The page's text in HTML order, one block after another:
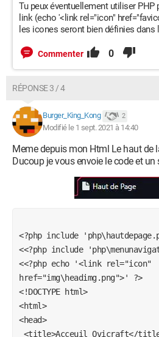
Tu peux éventuellement utiliser PHP
link (echo '<link rel="icon"
les icones seront bien définies dans
Commenter 0
RÉPONSE 3 / 4
Burger_King_Kong 2
Modifié le 1 sept. 2021 à 14:40
Meme depuis mon Html Le haut de
Ducoup je vous envoie le code et un
<?php include
<<?php include
<<?php echo '<link rel="icon"
href="img\headimg.png">' ?>
<!DOCTYPE html>
<html>
<head>
<title>Acceuil Ovicraft</